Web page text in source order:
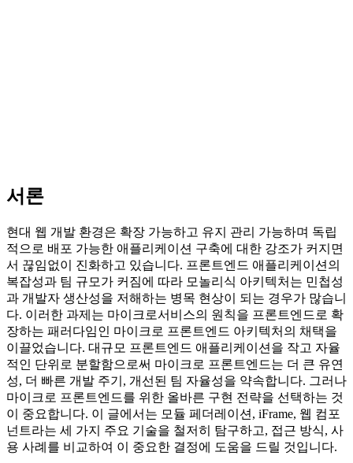
서론
현대 웹 개발 환경은 확장 가능하고 유지 관리 가능하며 독립
적으로 배포 가능한 애플리케이션 구축에 대한 강조가 커지면
서 끊임없이 진화하고 있습니다. 프론트엔드 애플리케이션의
복잡성과 팀 규모가 커짐에 따라 모놀리식 아키텍처는 민첩성
과 개발자 생산성을 저해하는 병목 현상이 되는 경우가 많습니
다. 이러한 과제는 마이크로서비스의 원칙을 프론트엔드로 확
장하는 패러다임인 마이크로 프론트엔드 아키텍처의 채택을
이끌었습니다. 대규모 프론트엔드 애플리케이션을 작고 자율
적인 단위로 분할함으로써 마이크로 프론트엔드는 더 큰 유연
성, 더 빠른 개발 주기, 개선된 팀 자율성을 약속합니다. 그러나
마이크로 프론트엔드를 위한 올바른 구현 전략을 선택하는 것
이 중요합니다. 이 글에서는 모듈 페더레이션, iFrame, 웹 컴포
넌트라는 세 가지 주요 기술을 철저히 탐구하고, 접근 방식, 사
용 사례를 비교하여 이 중요한 결정에 도움을 드릴 것입니다.